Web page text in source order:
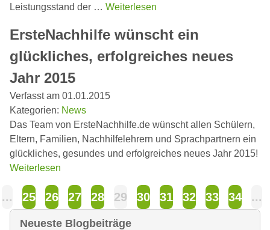
Leistungsstand der … Weiterlesen
ErsteNachhilfe wünscht ein
glückliches, erfolgreiches neues
Jahr 2015
Verfasst am 01.01.2015
Kategorien: News
Das Team von ErsteNachhilfe.de wünscht allen Schülern,
Eltern, Familien, Nachhilfelehrern und Sprachpartnern ein
glückliches, gesundes und erfolgreiches neues Jahr 2015!
Weiterlesen
... 25 26 27 28 29 30 31 32 33 34 ...
Neueste Blogbeiträge